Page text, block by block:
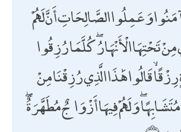
وَعَمِلُوا الصَّالِحَاتِ أَنَّ لَهُمْ
الْأَنْهَارُ ۖ كُلَّمَا رُزِقُوا
قَالُوا هَٰذَا الَّذِي رُزِقْنَا مِنْ
وَلَهُمْ فِيهَا أَزْوَاجٌ مُطَهَّرَةٌ